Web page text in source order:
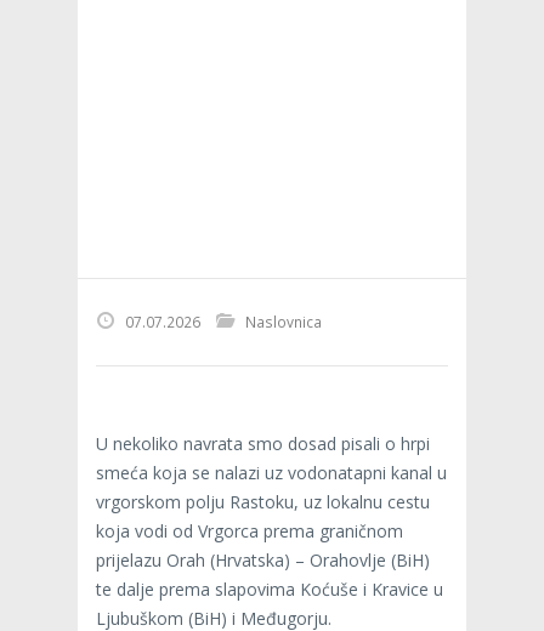
07.07.2026 Naslovnica
U nekoliko navrata smo dosad pisali o hrpi
smeća koja se nalazi uz vodonatapni kanal u
vrgorskom polju Rastoku, uz lokalnu cestu
koja vodi od Vrgorca prema graničnom
prijelazu Orah (Hrvatska) – Orahovlje (BiH)
te dalje prema slapovima Koćuše i Kravice u
Ljubuškom (BiH) i Međugorju.